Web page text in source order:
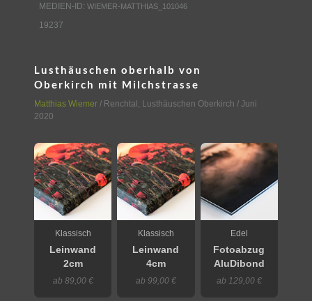
KONTAKT
MEDIEN-ID: WIEMER-MATTHIAS_101046
19237
Lusthäuschen oberhalb von
Oberkirch mit Milchstrasse
Matthias Wiemer / Renchtal, Lusthäuschen Oberkirch / Juni
2020
Klassisch
Leinwand
2cm
ab 89,00 €
Klassisch
Leinwand
4cm
ab 99,00 €
Edel
Fotoabzug
AluDibond
ab 129,00 €